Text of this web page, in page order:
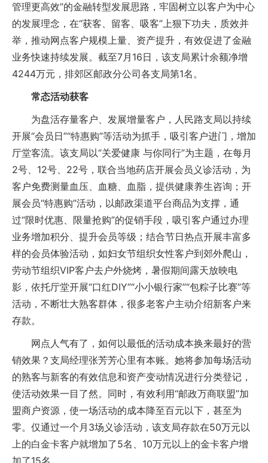
管理更高效”的金融转型发展思路，牢固树立以客户为中心
的发展理念，在“获客、留客、吸客”上狠下功夫，质效并
举，推动网点客户规模上量、资产提升，有效促进了金融
业务快速持续发展。截至7月16日，该支局累计余额净增
4244万元，排郊区邮政分公司各支局第1名。
常态活动获客
为盘活存量客户、发展增量客户，人民路支局以持续
开展“会员日”“特惠购”等活动为抓手，吸引客户进门，增加
厅堂客流。该支局以“关爱健康 与你同行”为主题，在每月
2号、12号、22号，联合当地药店开展会员义诊活动，为
客户免费测量血压、血糖、血脂，提供健康养生咨询；开
展会员“特惠购”活动，以邮政渠道平台商品为支撑，通
过“限时优惠、限量抢购”的促销手段，吸引客户通过办理
业务增加积分、提升会员等级；结合节日热点开展丰富多
样的会员体验活动，如妇女节组织女性客户到郊外爬山，
劳动节组织VIP客户去户外烧烤，暑假期间露天放映电
影，依托厅堂开展“口红DIY”“小小银行家”“包粽子比赛”等
活动，不断壮大熟客群体，很多老客户主动介绍新客户来
存款。
网点人气有了，如何以最低的活动成本换来最好的营
销效果？支局经理张芳芳心里有本账。她将参加每场活动
的熟客与新客的有效信息和资产变动情况进行分类登记，
使活动效果一目了然。同时，有效利用“邮政万商联盟”加
盟商户资源，使一场活动的成本降至百元以下，甚至为
零。仅通过一个月3场义诊活动，该支局存款在50万元以
上的白金卡客户就增加了5名、10万元以上的金卡客户增
加了15名。